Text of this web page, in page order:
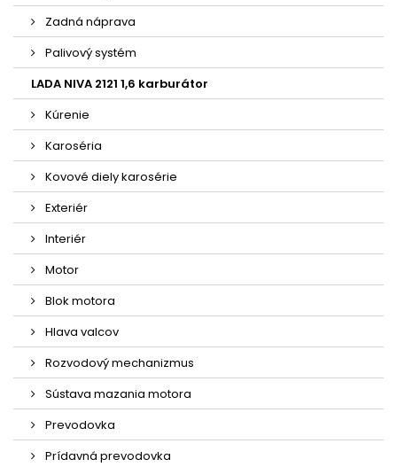
Zadná náprava
Palivový systém
LADA NIVA 2121 1,6 karburátor
Kúrenie
Karoséria
Kovové diely karosérie
Exteriér
Interiér
Motor
Blok motora
Hlava valcov
Rozvodový mechanizmus
Sústava mazania motora
Prevodovka
Prídavná prevodovka